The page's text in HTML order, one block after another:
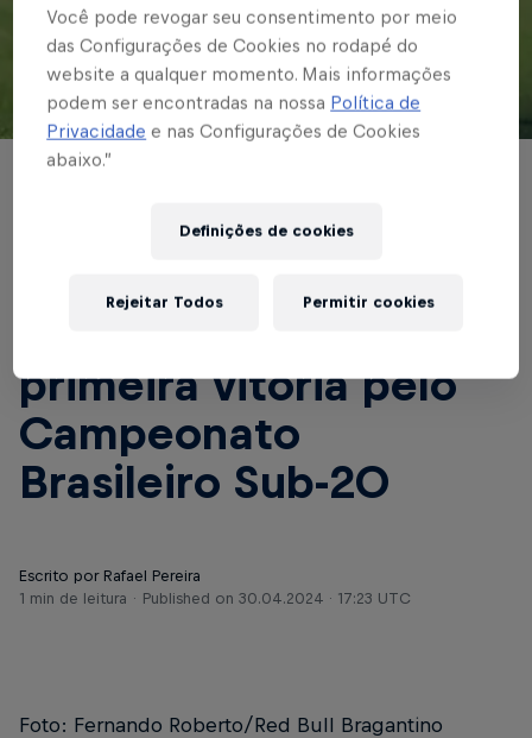
© Red Bull Bragantino
Garotos do Massa
Bruta recebem o
primeira vitória pelo
Campeonato
Brasileiro Sub-20
Escrito por Rafael Pereira
1 min de leitura
Published on 30.04.2024 · 17:23 UTC
Foto: Fernando Roberto/Red Bull Bragantino
Você pode revogar seu consentimento por meio
das Configurações de Cookies no rodapé do
website a qualquer momento. Mais informações
podem ser encontradas na nossa Política de
Privacidade e nas Configurações de Cookies
abaixo.”
Definições de cookies
Rejeitar Todos Permitir cookies